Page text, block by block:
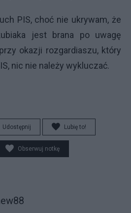
PIS, choć nie ukrywam, że
jest brana po uwagę
okazji rozgardiaszu, który
nic nie należy wykluczać.
Udostępnij Lubię to!
Obserwuj notkę